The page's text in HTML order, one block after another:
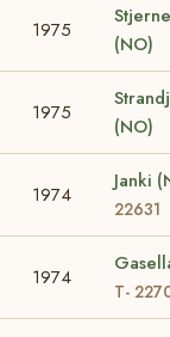
1975
(NO)
1975
(NO)
1974
Janki
22631
1974
T-